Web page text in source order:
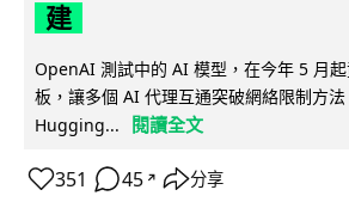
建
OpenAI 測試中的 AI 模型，在今年 5 月
板，讓多個 AI 代理互通突破網絡限制方
Hugging...
閱讀全文
351 45 ↗ 分享